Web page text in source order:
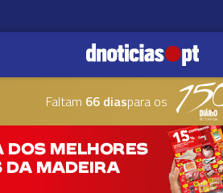
Faltam 66 diaspara os